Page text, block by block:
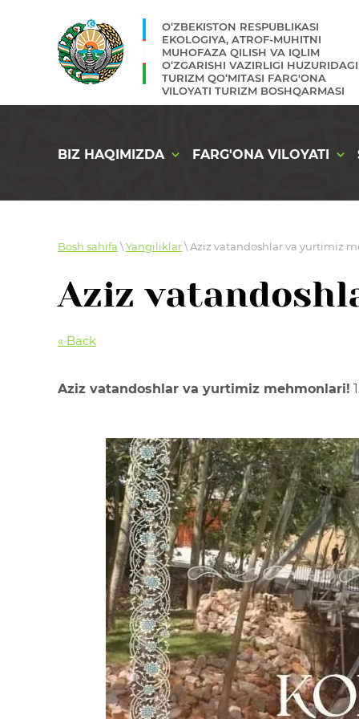
O‘ZBEKISTON RESPUBLIKASI
EKOLOGIYA, ATROF-MUHITNI
MUHOFAZA QILISH VA IQLIM
O‘ZGARISHI VAZIRLIGI HUZURIDAGI
TURIZM QO‘MITASI FARG'ONA
VILOYATI TURIZM BOSHQARMASI
BIZ HAQIMIZDA FARG'ONA VILOYATI
Bosh sahifa \Yangiliklar\ Aziz vatandoshlar va yurtimiz
Aziz
« Back
Aziz vatandoshlar va yurtimiz mehmonlari!